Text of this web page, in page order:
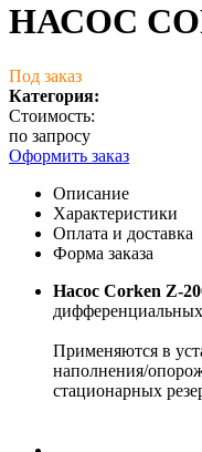
НАСОС
Под заказ
Категория:
Стоимость:
по запросу
Оформить заказ
Описание
Характеристики
Оплата и доставка
Форма заказа
Насос Corken Z-
Применяются в
наполнения/
стационарных